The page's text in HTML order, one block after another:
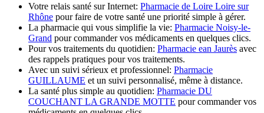
Votre relais santé sur Internet: Pharmacie de Loire Loire sur
Rhône pour faire de votre santé une priorité simple à gérer.
La pharmacie qui vous simplifie la vie: Pharmacie Noisy-le-
Grand pour commander vos médicaments en quelques clics.
Pour vos traitements du quotidien: Pharmacie ean Jaurès avec
des rappels pratiques pour vos traitements.
Avec un suivi sérieux et professionnel: Pharmacie
GUILLAUME et un suivi personnalisé, même à distance.
La santé plus simple au quotidien: Pharmacie DU
COUCHANT LA GRANDE MOTTE pour commander vos